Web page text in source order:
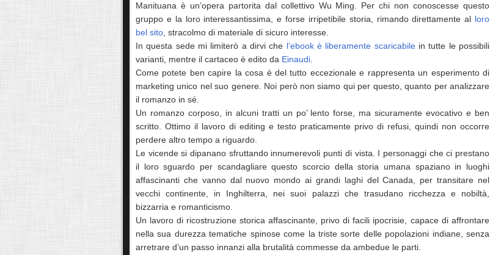
Manituana è un’opera partorita dal collettivo Wu Ming. Per chi non conoscesse questo
gruppo e la loro interessantissima, e forse irripetibile storia, rimando direttamente al loro
bel sito, stracolmo di materiale di sicuro interesse.
In questa sede mi limiterò a dirvi che l’ebook è liberamente scaricabilein tutte le possibili
varianti, mentre il cartaceo è edito da Einaudi.
Come potete ben capire la cosa è del tutto eccezionale e rappresenta un esperimento di
marketing unico nel suo genere. Noi però non siamo qui per questo, quanto per analizzare
il romanzo in sé.
Un romanzo corposo, in alcuni tratti un po’ lento forse, ma sicuramente evocativo e ben
scritto. Ottimo il lavoro di editing e testo praticamente privo di refusi, quindi non occorre
perdere altro tempo a riguardo.
Le vicende si dipanano sfruttando innumerevoli punti di vista. I personaggi che ci prestano
il loro sguardo per scandagliare questo scorcio della storia umana spaziano in luoghi
affascinanti che vanno dal nuovo mondo ai grandi laghi del Canada, per transitare nel
vecchi continente, in Inghilterra, nei suoi palazzi che trasudano ricchezza e nobiltà,
bizzarria e romanticismo.
Un lavoro di ricostruzione storica affascinante, privo di facili ipocrisie, capace di affrontare
nella sua durezza tematiche spinose come la triste sorte delle popolazioni indiane, senza
arretrare d’un passo innanzi alla brutalità commesse da ambedue le parti.